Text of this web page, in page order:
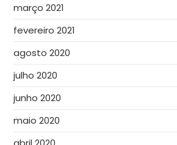
março 2021
fevereiro 2021
agosto 2020
julho 2020
junho 2020
maio 2020